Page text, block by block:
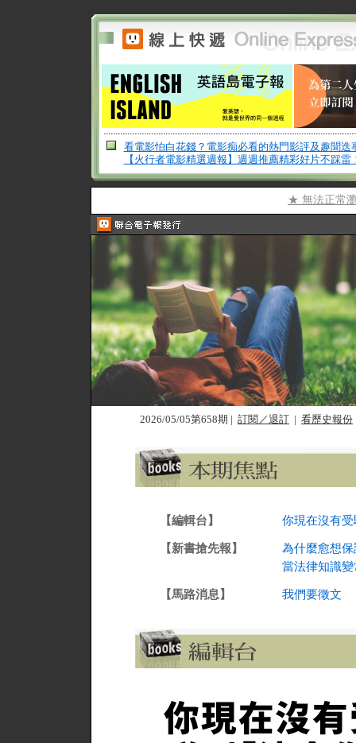
看電影怕白花錢？電影痴必看的熱門影評及趣聞迭
【火行者電影精選週報】週週推薦精彩好片不踩雷
★ 無法正常
2026/05/05第658期 | 訂閱／退訂 | 看歷史報份
【編輯台】 你現在沒有
【新書搶先報】
為什麼愈想
當法律知識
【馬路消息】 我們要徵文